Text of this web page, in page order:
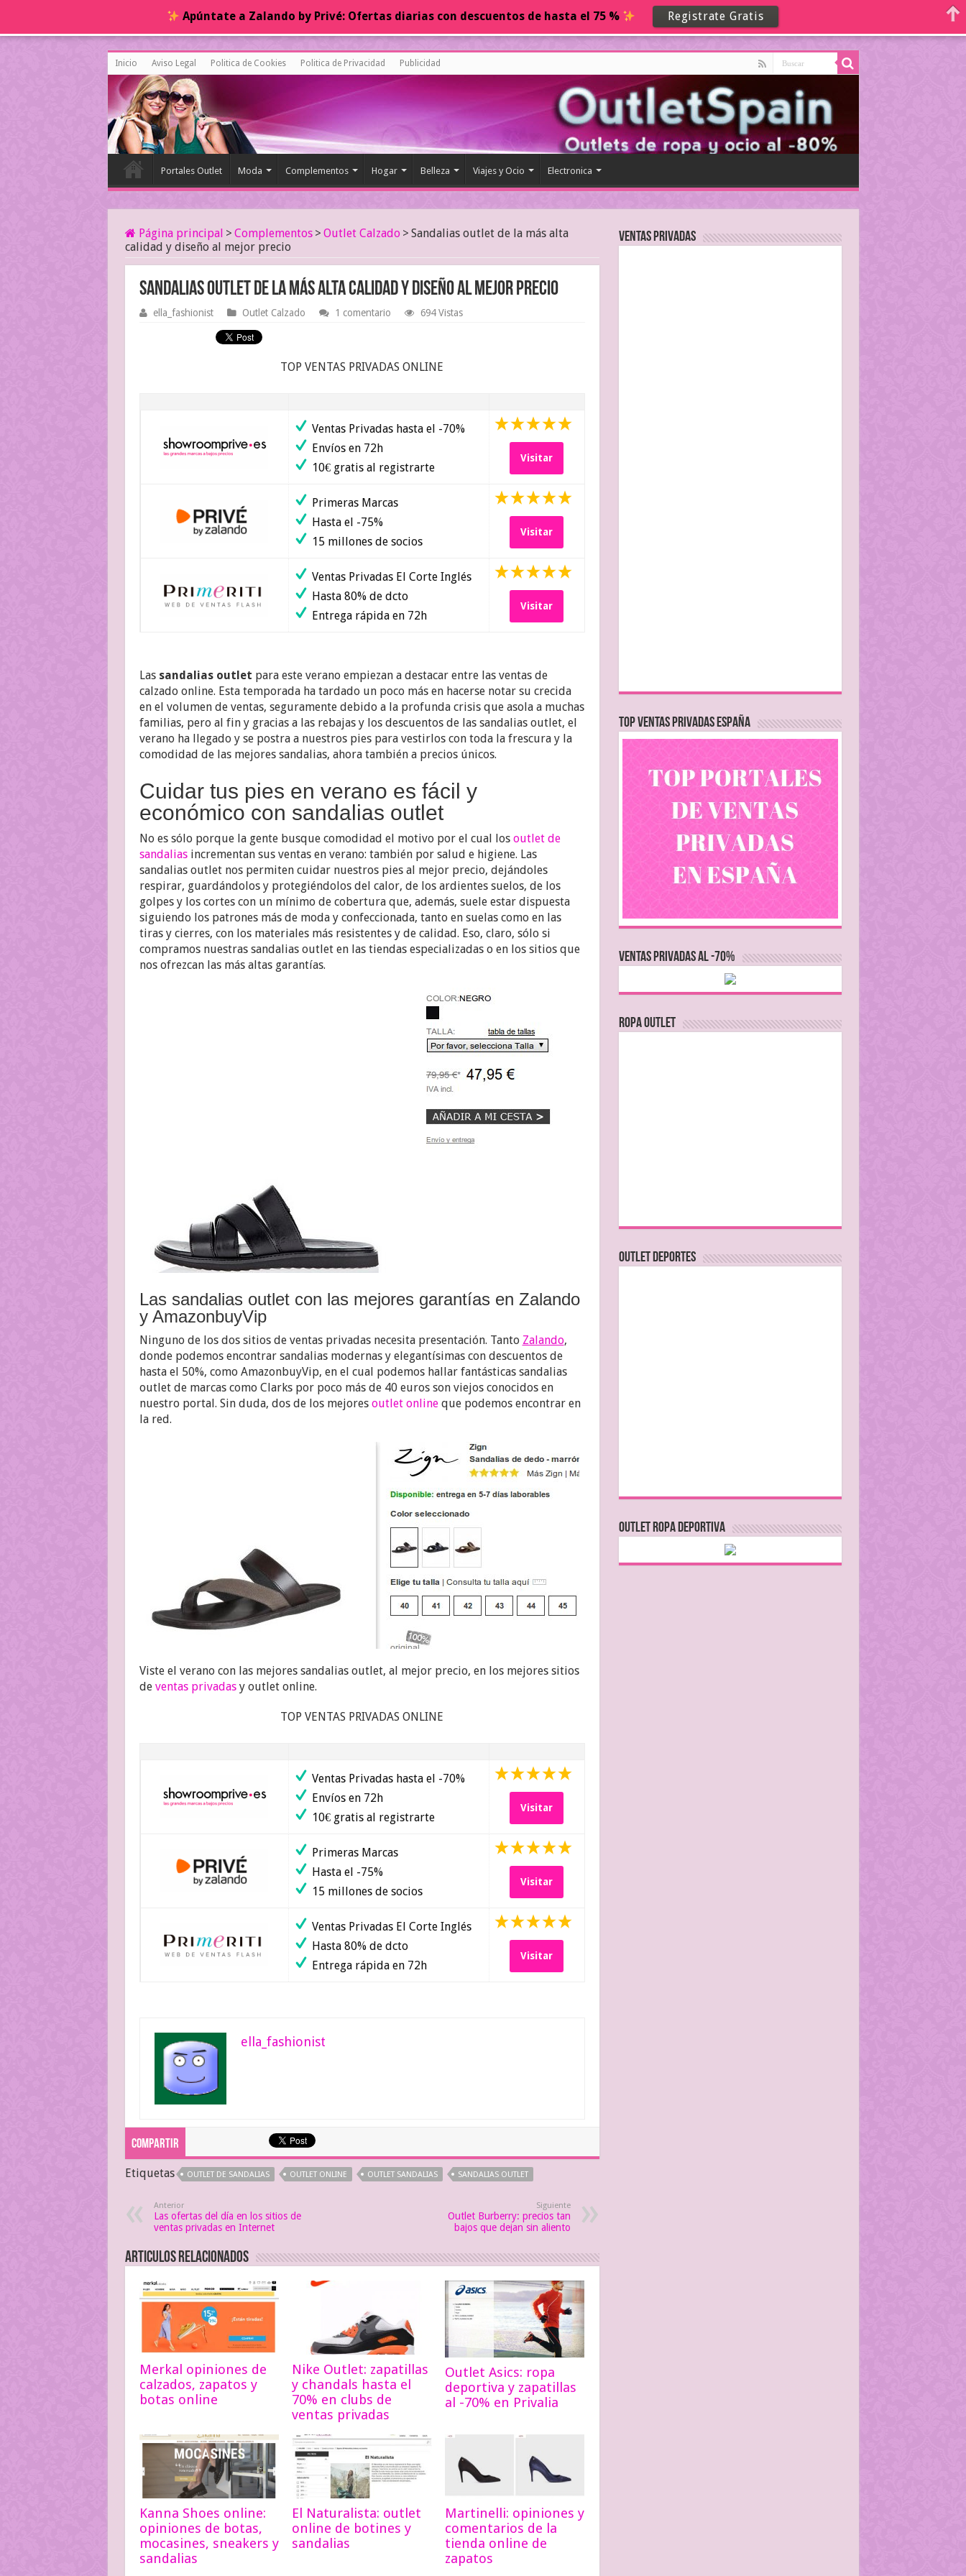
Inicio Aviso Legal Politica de Cookies Politica de Privacidad Publicidad
Portales Outlet Moda Complementos Hogar Belleza Viajes y Ocio Electronica
Página principal > Complementos > Outlet Calzado > Sandalias outlet de la más alta
calidad y diseño al mejor precio
Sandalias outlet de la más alta calidad y diseño al mejor precio
ella_fashionist Outlet Calzado 1 comentario 694 Vistas
TOP VENTAS PRIVADAS ONLINE
Ventas Privadas hasta el -70%
Envíos en 72h
10€ gratis al registrarte
Visitar
Primeras Marcas
Hasta el -75%
15 millones de socios
Visitar
Ventas Privadas El Corte Inglés
Hasta 80% de dcto
Entrega rápida en 72h
Visitar
Las sandalias outlet para este verano empiezan a destacar entre las ventas de
calzado online. Esta temporada ha tardado un poco más en hacerse notar su crecida
en el volumen de ventas, seguramente debido a la profunda crisis que asola a muchas
familias, pero al fin y gracias a las rebajas y los descuentos de las sandalias outlet, el
verano ha llegado y se postra a nuestros pies para vestirlos con toda la frescura y la
comodidad de las mejores sandalias, ahora también a precios únicos.
Cuidar tus pies en verano es fácil y
económico con sandalias outlet
No es sólo porque la gente busque comodidad el motivo por el cual los outlet de
sandaliasincrementan sus ventas en verano: también por salud e higiene. Las
sandalias outlet nos permiten cuidar nuestros pies al mejor precio, dejándoles
respirar, guardándolos y protegiéndolos del calor, de los ardientes suelos, de los
golpes y los cortes con un mínimo de cobertura que, además, suele estar dispuesta
siguiendo los patrones más de moda y confeccionada, tanto en suelas como en las
tiras y cierres, con los materiales más resistentes y de calidad. Eso, claro, sólo si
compramos nuestras sandalias outlet en las tiendas especializadas o en los sitios que
nos ofrezcan las más altas garantías.
Las sandalias outlet con las mejores garantías en Zalando
y AmazonbuyVip
Ninguno de los dos sitios de ventas privadas necesita presentación. Tanto Zalando,
donde podemos encontrar sandalias modernas y elegantísimas con descuentos de
hasta el 50%, como AmazonbuyVip, en el cual podemos hallar fantásticas sandalias
outlet de marcas como Clarks por poco más de 40 euros son viejos conocidos en
nuestro portal. Sin duda, dos de los mejores outlet onlineque podemos encontrar en
la red.
Viste el verano con las mejores sandalias outlet, al mejor precio, en los mejores sitios
de ventas privadasy outlet online.
TOP VENTAS PRIVADAS ONLINE
Ventas Privadas hasta el -70%
Envíos en 72h
10€ gratis al registrarte
Visitar
Primeras Marcas
Hasta el -75%
15 millones de socios
Visitar
Ventas Privadas El Corte Inglés
Hasta 80% de dcto
Entrega rápida en 72h
Visitar
ella_fashionist
Compartir
Etiquetas OUTLET DE SANDALIAS OUTLET ONLINE OUTLET SANDALIAS SANDALIAS OUTLET
Anterior
Las ofertas del día en los sitios de
ventas privadas en Internet
Siguiente
Outlet Burberry: precios tan
bajos que dejan sin aliento
Articulos relacionados
Merkal opiniones de
calzados, zapatos y
botas online
Nike Outlet: zapatillas
y chandals hasta el
70% en clubs de
ventas privadas
Outlet Asics: ropa
deportiva y zapatillas
al -70% en Privalia
Kanna Shoes online:
opiniones de botas,
mocasines, sneakers y
sandalias
El Naturalista: outlet
online de botines y
sandalias
Martinelli: opiniones y
comentarios de la
tienda online de
zapatos
Ventas Privadas
TOP VENTAS PRIVADAS ESPAÑA
VENTAS PRIVADAS AL -70%
Ropa Outlet
OUTLET DEPORTES
OUTLET ROPA DEPORTIVA
Apúntate a Zalando by Privé: Ofertas diarias con descuentos de hasta el 75 % Registrate Gratis